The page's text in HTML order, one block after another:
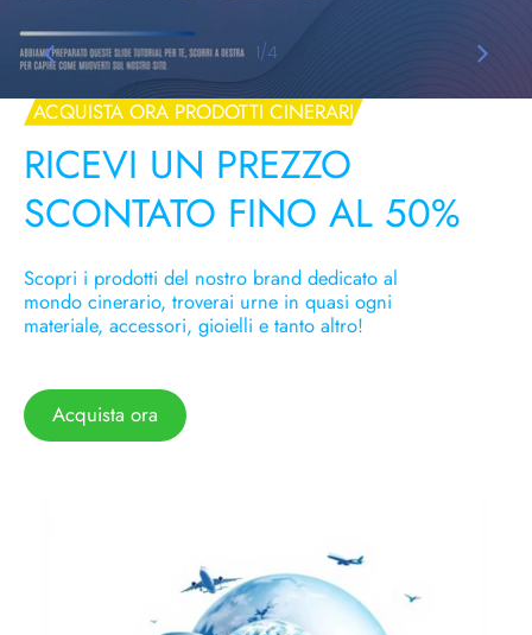
1/di
4
ACQUISTA ORA PRODOTTI CINERARI
RICEVI UN PREZZO
SCONTATO FINO AL 50%
Scopri i prodotti del nostro brand dedicato al
mondo cinerario, troverai urne in quasi ogni
materiale, accessori, gioielli e tanto altro!
Acquista ora